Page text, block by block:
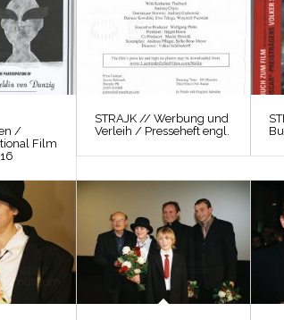
/
Film
STRAJK // Werbung und
Verleih / Presseheft engl.